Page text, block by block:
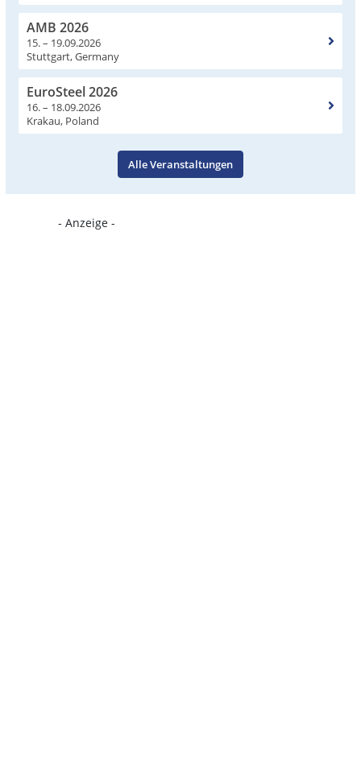
AMB 2026
15. – 19.09.2026
Stuttgart, Germany
EuroSteel 2026
16. – 18.09.2026
Krakau, Poland
Alle Veranstaltungen
- Anzeige -